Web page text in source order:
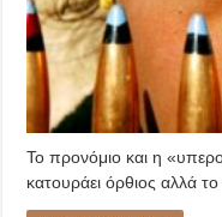
Το προνόμιο και η
κατουράει όρθιος αλλά